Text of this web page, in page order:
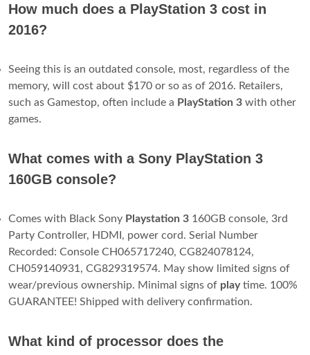
How much does a PlayStation 3 cost in
2016?
Seeing this is an outdated console, most, regardless of the
memory, will cost about $170 or so as of 2016. Retailers,
such as Gamestop, often include a PlayStation 3 with other
games.
What comes with a Sony PlayStation 3
160GB console?
Comes with Black Sony Playstation 3 160GB console, 3rd
Party Controller, HDMI, power cord. Serial Number
Recorded: Console CH065717240, CG824078124,
CH059140931, CG829319574. May show limited signs of
wear/previous ownership. Minimal signs of playtime. 100%
GUARANTEE! Shipped with delivery confirmation.
What kind of processor does the